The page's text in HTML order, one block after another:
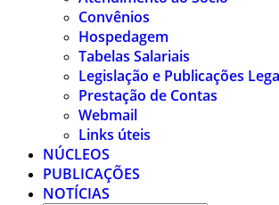
Convênios
Hospedagem
Tabelas Salariais
Legislação e Publicações
Prestação de Contas
Webmail
Links úteis
NÚCLEOS
PUBLICAÇÕES
NOTÍCIAS